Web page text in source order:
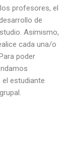
profesores, el
de
Asimismo,
cada una/o
poder
estudiante